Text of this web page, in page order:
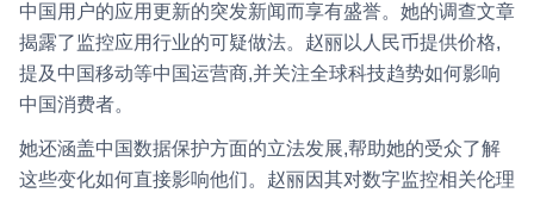
中国用户的应用更新的突发新闻而享有盛誉。她的调查文章
揭露了监控应用行业的可疑做法。赵丽以人民币提供价格,
提及中国移动等中国运营商,并关注全球科技趋势如何影响
中国消费者。
她还涵盖中国数据保护方面的立法发展,帮助她的受众了解
这些变化如何直接影响他们。赵丽因其对数字监控相关伦理